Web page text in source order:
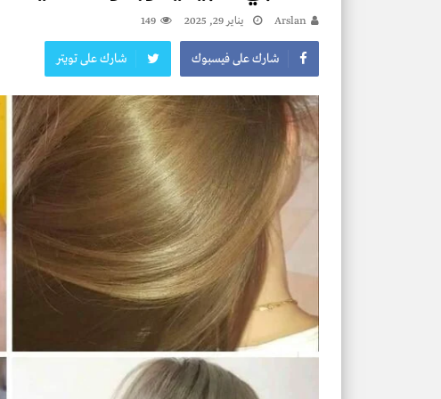
Arslan يناير 29, 2025 149
شارك على فيسبوك شارك على تويتر